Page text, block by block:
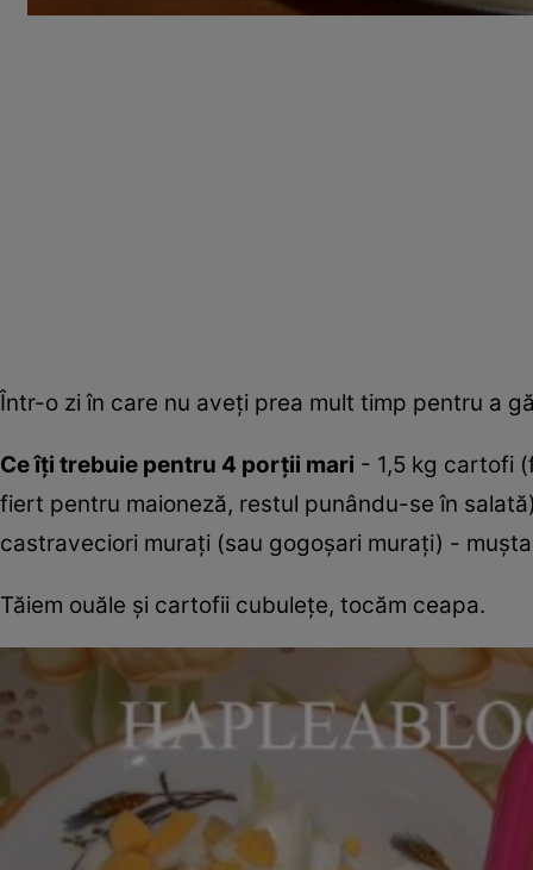
Într-o zi în care nu aveţi prea mult timp pentru a
Ce îţi trebuie pentru 4 porţii mari - 1,5 kg cartofi
fiert pentru maioneză, restul punându-se în
castraveciori muraţi (sau gogoşari muraţi) -
Tăiem ouăle şi cartofii cubuleţe, tocăm ceapa.